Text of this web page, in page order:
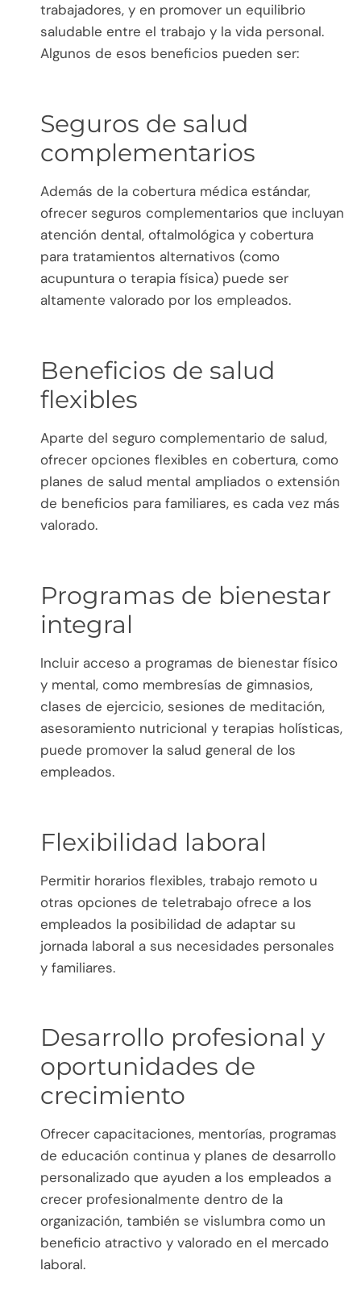
trabajadores, y en promover un equilibrio
saludable entre el trabajo y la vida personal.
Algunos de esos beneficios pueden ser:
Seguros de salud
complementarios
Además de la cobertura médica estándar,
ofrecer seguros complementarios que incluyan
atención dental, oftalmológica y cobertura
para tratamientos alternativos (como
acupuntura o terapia física) puede ser
altamente valorado por los empleados.
Beneficios de salud
flexibles
Aparte del seguro complementario de salud,
ofrecer opciones flexibles en cobertura, como
planes de salud mental ampliados o extensión
de beneficios para familiares, es cada vez más
valorado.
Programas de bienestar
integral
Incluir acceso a programas de bienestar físico
y mental, como membresías de gimnasios,
clases de ejercicio, sesiones de meditación,
asesoramiento nutricional y terapias holísticas,
puede promover la salud general de los
empleados.
Flexibilidad laboral
Permitir horarios flexibles, trabajo remoto u
otras opciones de teletrabajo ofrece a los
empleados la posibilidad de adaptar su
jornada laboral a sus necesidades personales
y familiares.
Desarrollo profesional y
oportunidades de
crecimiento
Ofrecer capacitaciones, mentorías, programas
de educación continua y planes de desarrollo
personalizado que ayuden a los empleados a
crecer profesionalmente dentro de la
organización, también se vislumbra como un
beneficio atractivo y valorado en el mercado
laboral.